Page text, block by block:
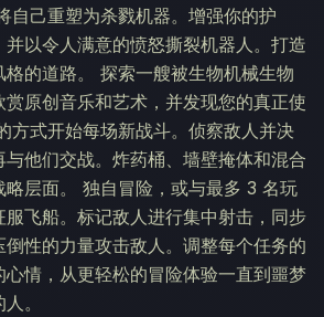
自己重塑为杀戮机器。增强你的护
并以令人满意的愤怒撕裂机器人。打造
的道路。 探索一艘被生物机械生物
原创音乐和艺术，并发现您的真正使
方式开始每场新战斗。侦察敌人并决
他们交战。炸药桶、墙壁掩体和混合
略层面。 独自冒险，或与最多 3 名玩
服飞船。标记敌人进行集中射击，同步
性的力量攻击敌人。调整每个任务的
情，从更轻松的冒险体验一直到噩梦
。